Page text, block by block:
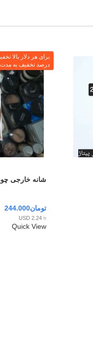
درصد تخفیف به مدت
شانه خارجی
تومان244.000
≈ 2.24 USD
Quick View